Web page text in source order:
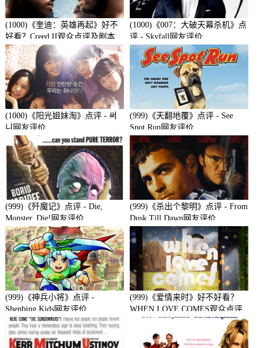
(1000)《奎迪：英雄再起》好不
好看？Creed II观众点评及剧本
(1000)《007：大破天幕杀机》点
评 - Skyfall网友评价
(1000)《阳光姐妹淘》点评 - 써
니网友评价
(999)《天翻地覆》点评 - See
Spot Run网友评价
(999)《歼魔记》点评 - Die,
Monster, Die!网友评价
(999)《杀出个黎明》点评 - From
Dusk Till Dawn网友评价
(999)《神兵小将》点评 -
Shenbing Kids网友评价
(999)《爱情来时》好不好看？
WHEN LOVE COMES观众点评